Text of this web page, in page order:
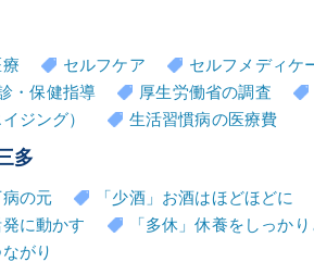
セルフケア
セルフメディケ
・保健指導
厚生労働省の調査
ジング）
生活習慣病の医療費
多
病の元
「少酒」お酒はほどほどに
発に動かす
「多休」休養をしっか
がり